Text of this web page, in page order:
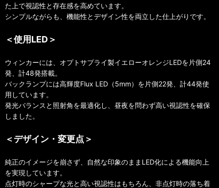
た上で視認性と存在感を高めています。
シンプルながらも、機能性とデザイン性を両立した仕上がりです。
＜使用LED＞
ウィンカーには、オプトサプライ製イエローオレンジLEDを片側24
発、計48発搭載。
バックランプには高輝度Flux LED（5mm）を片側22発、計44発使
用しています。
発光バランスと照射角を最適化し、昼夜を問わず高い視認性を確保
しました。
＜デザイン・変更点＞
純正のイメージを崩さず、自然な印象のままLED化による機能向上
を実現しています。
点灯時のシャープな光と高い視認性はもちろん、非点灯時の落ち着